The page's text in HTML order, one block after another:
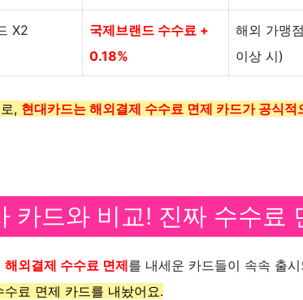
X2
국제브랜드 수수료 +
0.18%
해외 가맹
이상 시)
, 현대카드는 해외결제 수수료 면제 카드가 공식적
카드와 비교! 진짜 수수료
해외결제 수수료 면제를 내세운 카드들이 속속 출
수료 면제 카드를 내놨어요.